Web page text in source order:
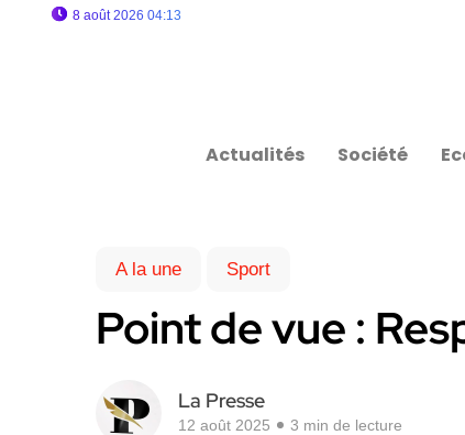
8 août 2026 04:13
Actualités Société
A la une Sport
Point de vue :
La Presse
12 août 2025 3 min de lecture